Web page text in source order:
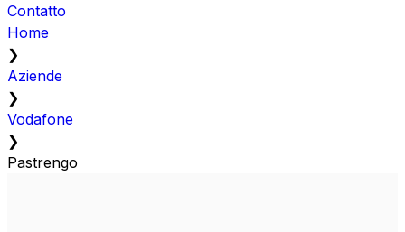
Contatto
Home
❯
Aziende
❯
Vodafone
❯
Pastrengo